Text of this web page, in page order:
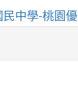
中學-桃園